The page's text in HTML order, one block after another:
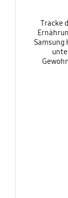
Tracke
Samsung